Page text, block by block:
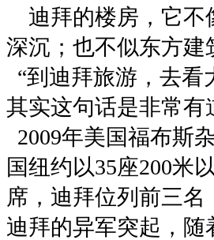
迪拜的楼房，它不
深沉；也不似东方
“到迪拜旅游，去看
其实这句话是非常有
2009年美国福布斯
国纽约以35座200米
席，迪拜位列前三
迪拜的异军突起，